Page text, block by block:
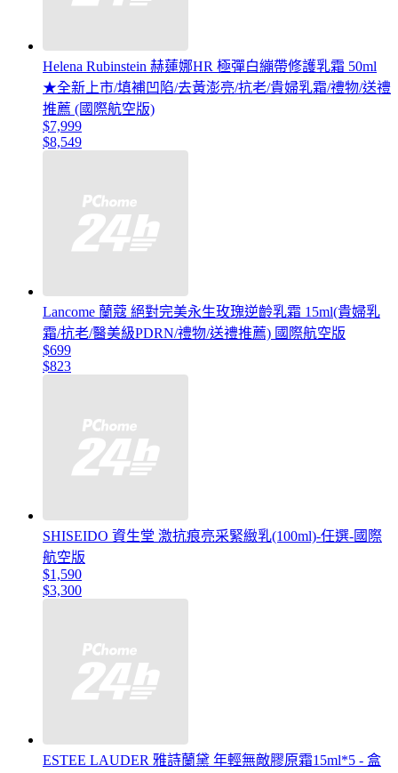
Helena Rubinstein 赫蓮娜HR 極彈白繃帶修護乳霜 50ml
★全新上市/填補凹陷/去黃澎亮/抗老/貴婦乳霜/禮物/送禮
推薦 (國際航空版)
$7,999
$8,549
Lancome 蘭蔻 絕對完美永生玫瑰逆齡乳霜 15ml(貴婦乳
霜/抗老/醫美級PDRN/禮物/送禮推薦) 國際航空版
$699
$823
SHISEIDO 資生堂 激抗痕亮采緊緻乳(100ml)-任選-國際
航空版
$1,590
$3,300
ESTEE LAUDER 雅詩蘭黛 年輕無敵膠原霜15ml*5 - 盒